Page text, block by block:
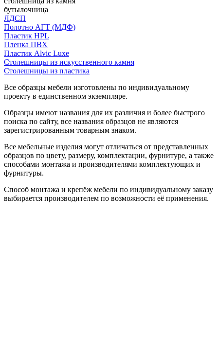
бутылочница
ЛДСП
Полотно АГТ (МДФ)
Пластик HPL
Пленка ПВХ
Пластик Alvic Luxe
Столешницы из искусственного камня
Столешницы из пластика
Все образцы мебели изготовлены по индивидуальному
проекту в единственном экземпляре.
Образцы имеют названия для их различия и более быстрого
поиска по сайту, все названия образцов не являются
зарегистрированным товарным знаком.
Все мебельные изделия могут отличаться от представленных
образцов по цвету, размеру, комплектации, фурнитуре, а также
способами монтажа и производителями комплектующих и
фурнитуры.
Способ монтажа и крепёж мебели по индивидуальному заказу
выбирается производителем по возможности её применения.